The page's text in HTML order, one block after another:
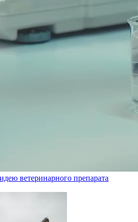
ветеринарного препарата